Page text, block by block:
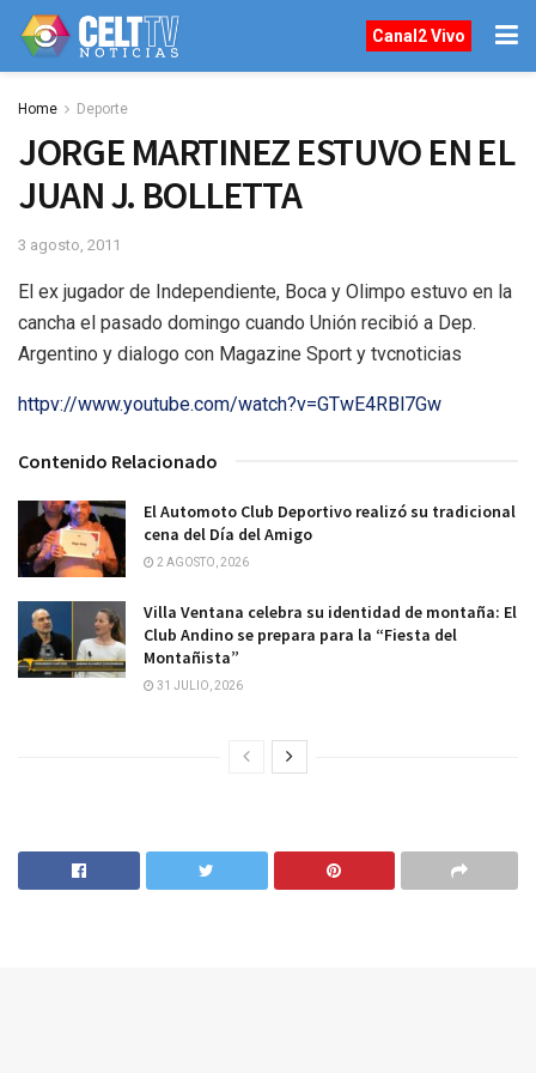
Canal2 Vivo
Home Deporte
JORGE MARTINEZ ESTUVO EN EL
JUAN J. BOLLETTA
3 agosto, 2011
El ex jugador de Independiente, Boca y Olimpo estuvo en la
cancha el pasado domingo cuando Unión recibió a Dep.
Argentino y dialogo con Magazine Sport y tvcnoticias
httpv://www.youtube.com/watch?v=GTwE4RBl7Gw
Contenido Relacionado
El Automoto Club Deportivo realizó su tradicional
cena del Día del Amigo
2 AGOSTO, 2026
Villa Ventana celebra su identidad de montaña: El
Club Andino se prepara para la “Fiesta del
Montañista”
31 JULIO, 2026